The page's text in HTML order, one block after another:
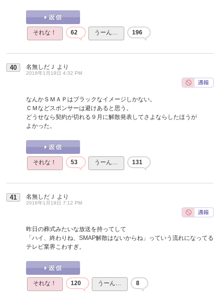
それな！ 62 うーん… 196
40 名無しだＪ より
2016年1月19日 4:32 PM
なんかＳＭＡＰはブラックなイメージしかない。
ＣＭなどスポンサーは避けあると思う。
どうせなら契約が切れる９月に解散発表してさよならしたほうが
よかった。
それな！ 53 うーん… 131
41 名無しだＪ より
2016年1月19日 7:12 PM
昨日の葬式みたいな放送を持ってして
「ハイ、終わりね、SMAP解散はないからね」っていう流れになってる
テレビ業界こわすぎ。
それな！ 120 うーん… 8